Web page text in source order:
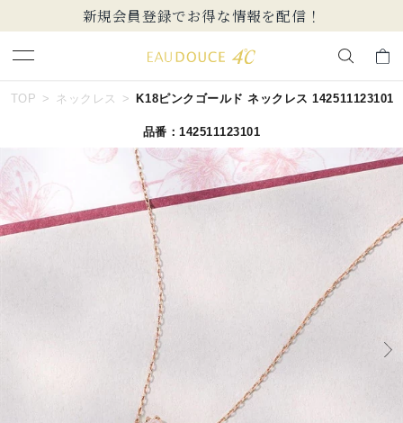
新規会員登録でお得な情報を配信！
キーワードで検索する
人気検索キーワード
#summer #ペア
#くまのプーさん
EAU DOUCE４℃
すべてのジュエリー
TOP ネックレス K18ピンクゴールド ネックレス 142511123101
品番：142511123101